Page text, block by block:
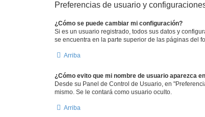
Preferencias de usuario y
¿Cómo se puede cambiar mi configuración?
Si es un usuario registrado, todos sus datos y
se encuentra en la parte superior de las páginas del
Arriba
¿Cómo evito que mi nombre de usuario aparezca
Desde su Panel de Control de Usuario, en
mismo. Se le contará como usuario oculto.
Arriba